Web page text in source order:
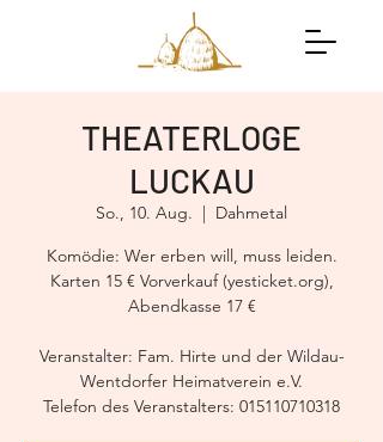
THEATERLOGE
LUCKAU
So., 10. Aug.
  |
Dahmetal
Komödie: Wer erben will, muss leiden.
Karten 15 € Vorverkauf (yesticket.org),
Abendkasse 17 €
Veranstalter: Fam. Hirte und der Wildau-
Wentdorfer Heimatverein e.V.
Telefon des Veranstalters: 015110710318